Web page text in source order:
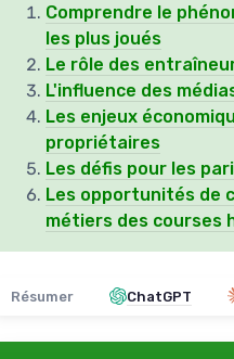
Comprendre le
les plus joués
Le rôle des
L'influence des
Les enjeux
propriétaires
Les défis pour les
Les opportunités de
métiers des courses
Résumer ChatGPT